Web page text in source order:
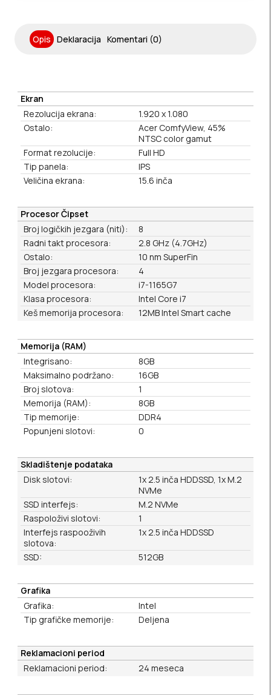
Opis Deklaracija Komentari (0)
Ekran
Rezolucija ekrana:
1.920 x 1.080
Ostalo:
Acer ComfyView, 45%
NTSC color gamut
Format rezolucije:
Full HD
Tip panela:
IPS
Veličina ekrana:
15.6 inča
Procesor Čipset
Broj logičkih jezgara (niti):
8
Radni takt procesora:
2.8 GHz (4.7GHz)
Ostalo:
10 nm SuperFin
Broj jezgara procesora:
4
Model procesora:
i7-1165G7
Klasa procesora:
Intel Core i7
Keš memorija procesora:
12MB Intel Smart cache
Memorija (RAM)
Integrisano:
8GB
Maksimalno podržano:
16GB
Broj slotova:
1
Memorija (RAM):
8GB
Tip memorije:
DDR4
Popunjeni slotovi:
0
Skladištenje podataka
Disk slotovi:
1x 2.5 inča HDDSSD, 1x M.2
NVMe
SSD interfejs:
M.2 NVMe
Raspoloživi slotovi:
1
Interfejs raspooživih
slotova:
1x 2.5 inča HDDSSD
SSD: 512GB
Grafika
Grafika:
Intel
Tip grafičke memorije:
Deljena
Reklamacioni period
Reklamacioni period:
24 meseca